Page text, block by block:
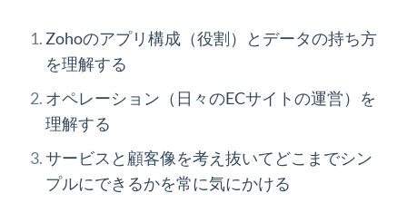
Zohoのアプリ構成（役割）とデータの持ち方
を理解する
オペレーション（日々のECサイトの運営）を
理解する
サービスと顧客像を考え抜いてどこまでシン
プルにできるかを常に気にかける